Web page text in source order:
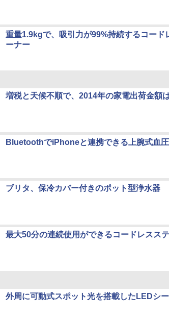
重量1.9kgで、吸引力が99%持続するコード
ーナー
増税と天候不順で、2014年の家電出荷金額
BluetoothでiPhoneと連携できる上腕式血
ブリタ、保冷カバー付きのポット型浄水器
最大50分の連続使用ができるコードレスス
外周に可動式スポット光を搭載したLEDシ